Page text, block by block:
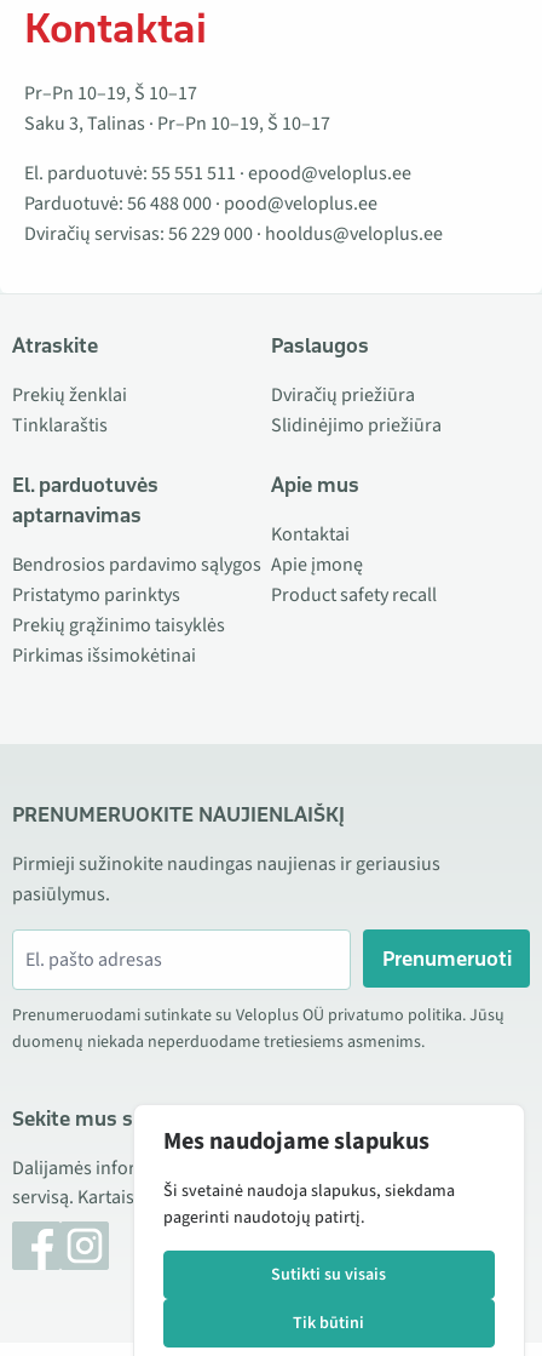
Kontaktai
Pr–Pn 10–19, Š 10–17
Saku 3, Talinas · Pr–Pn 10–19, Š 10–17
El. parduotuvė:55 551 511 ·epood@veloplus.ee
Parduotuvė:56 488 000· pood@veloplus.ee
Dviračių servisas:56 229 000· hooldus@veloplus.ee
Atraskite
Prekių ženklai
Tinklaraštis
El. parduotuvės
aptarnavimas
Bendrosios pardavimo sąlygos
Pristatymo parinktys
Prekių grąžinimo taisyklės
Pirkimas išsimokėtinai
Paslaugos
Dviračių priežiūra
Slidinėjimo priežiūra
Apie mus
Kontaktai
Apie įmonę
Product safety recall
PRENUMERUOKITE NAUJIENLAIŠKĮ
Pirmieji sužinokite naudingas naujienas ir geriausius
pasiūlymus.
Prenumeruoti
Prenumeruodami sutinkate su Veloplus OÜ privatumo politika. Jūsų
duomenų niekada neperduodame tretiesiems asmenims.
Sekite mus socialiniuose tinkluose
Dalijamės informacija apie geras kainas, naujus produktus ir
servisą. Kartais taip pat publikuojame produktų apžvalgas.
Mes naudojame slapukus
Ši svetainė naudoja slapukus, siekdama
pagerinti naudotojų patirtį.
Sutikti su visais
Tik būtini